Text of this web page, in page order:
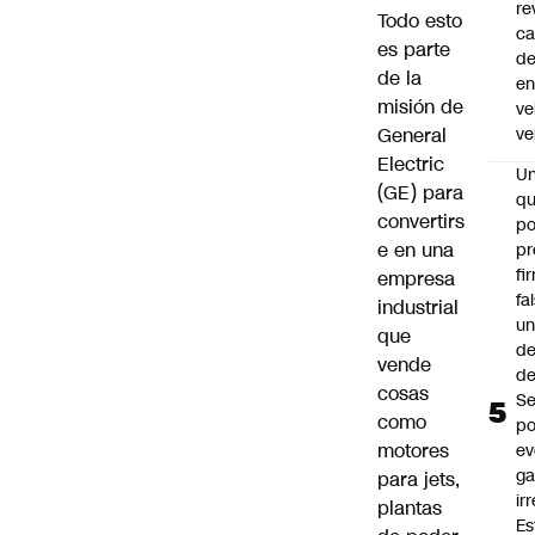
Todo esto
es parte
de la
misión de
General
Electric
(GE) para
convertirs
e en una
empresa
industrial
que
vende
cosas
como
motores
para jets,
plantas
en